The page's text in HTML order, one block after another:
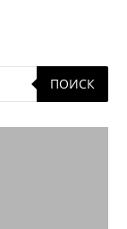
ПОИСК